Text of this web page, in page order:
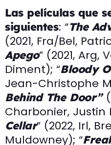
Las películas que
siguientes: “The
(2021, Fra/Bel,
Apego” (2021, Arg,
Diment); “Bloody
Jean-Christophe
Behind The Door”
Charbonier, Justin
Cellar” (2022, Irl,
Muldowney); “